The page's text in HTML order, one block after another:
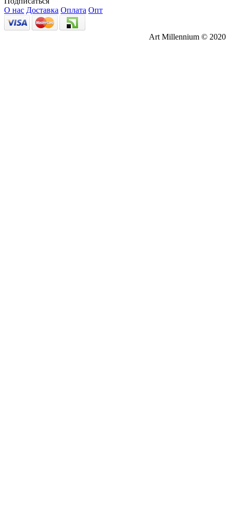
О нас Доставка Оплата Опт
Art Millennium © 2020